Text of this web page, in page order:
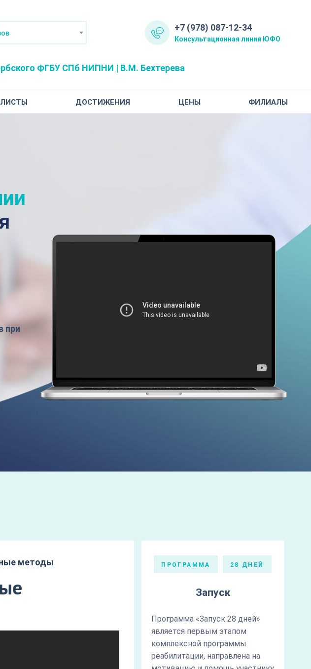
+7 (978) 087-12-34
Консультационная линия ЮФО
ФГБУ СПб НИПНИ | В.М. Бехтерева
ДОСТИЖЕНИЯ ЦЕНЫ ФИЛИАЛЫ
при
методы ПРОГРАММА 28 ДНЕЙ
Запуск
Программа «Запуск 28 дней»
является первым этапом
комплексной программы
реабилитации, направлена на